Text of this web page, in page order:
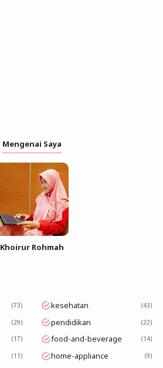
Mengenai Saya
Khoirur Rohmah
73 kesehatan 43
29 pendidikan 22
17 food-and-beverage 14
11 home-appliance 9